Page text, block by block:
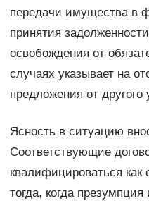
передачи имущества в
принятия
освобождения от
случаях указывает на
предложения от другого
Ясность в ситуацию
Соответствующие
квалифицироваться как
тогда, когда